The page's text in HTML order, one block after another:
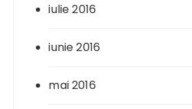
iulie 2016
iunie 2016
mai 2016